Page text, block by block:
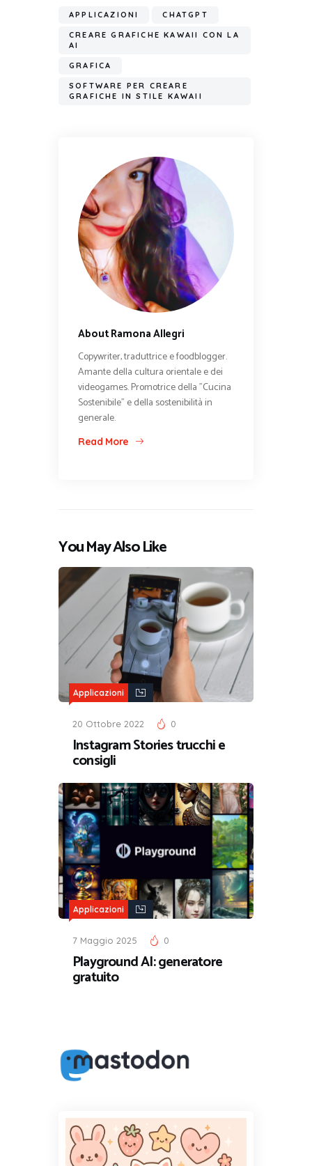
APPLICAZIONI CHATGPT
CREARE GRAFICHE KAWAII CON LA
AI
GRAFICA
SOFTWARE PER CREARE
GRAFICHE IN STILE KAWAII
About Ramona Allegri
Copywriter, traduttrice e foodblogger.
Amante della cultura orientale e dei
videogames. Promotrice della "Cucina
Sostenibile" e della sostenibilità in
generale.
Read More
You May Also Like
Applicazioni
20 Ottobre 2022 0
Instagram Stories trucchi e
consigli
Applicazioni
7 Maggio 2025 0
Playground AI: generatore
gratuito